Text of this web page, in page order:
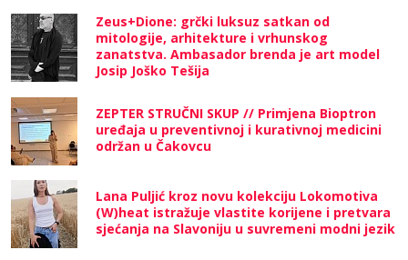
Zeus+Dione: grčki luksuz satkan od
mitologije, arhitekture i vrhunskog
zanatstva. Ambasador brenda je art model
Josip Joško Tešija
ZEPTER STRUČNI SKUP // Primjena Bioptron
uređaja u preventivnoj i kurativnoj medicini
održan u Čakovcu
Lana Puljić kroz novu kolekciju Lokomotiva
(W)heat istražuje vlastite korijene i pretvara
sjećanja na Slavoniju u suvremeni modni jezik